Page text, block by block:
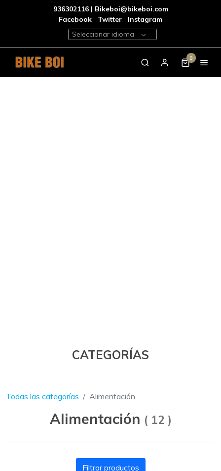
936302116 | Bikeboi@bikeboi.com
Facebook
Twitter
Instagram
Seleccionar idioma
0
CATEGORÍAS
Todas las categorías Alimentación
Alimentación ( 12 )
Filtrar productos